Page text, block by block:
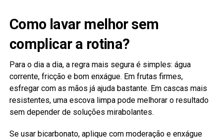
Como lavar melhor sem
complicar a rotina?
Para o dia a dia, a regra mais segura é simples: água
corrente, fricção e bom enxágue. Em frutas firmes,
esfregar com as mãos já ajuda bastante. Em cascas mais
resistentes, uma escova limpa pode melhorar o resultado
sem depender de soluções mirabolantes.
Se usar bicarbonato, aplique com moderação e enxágue